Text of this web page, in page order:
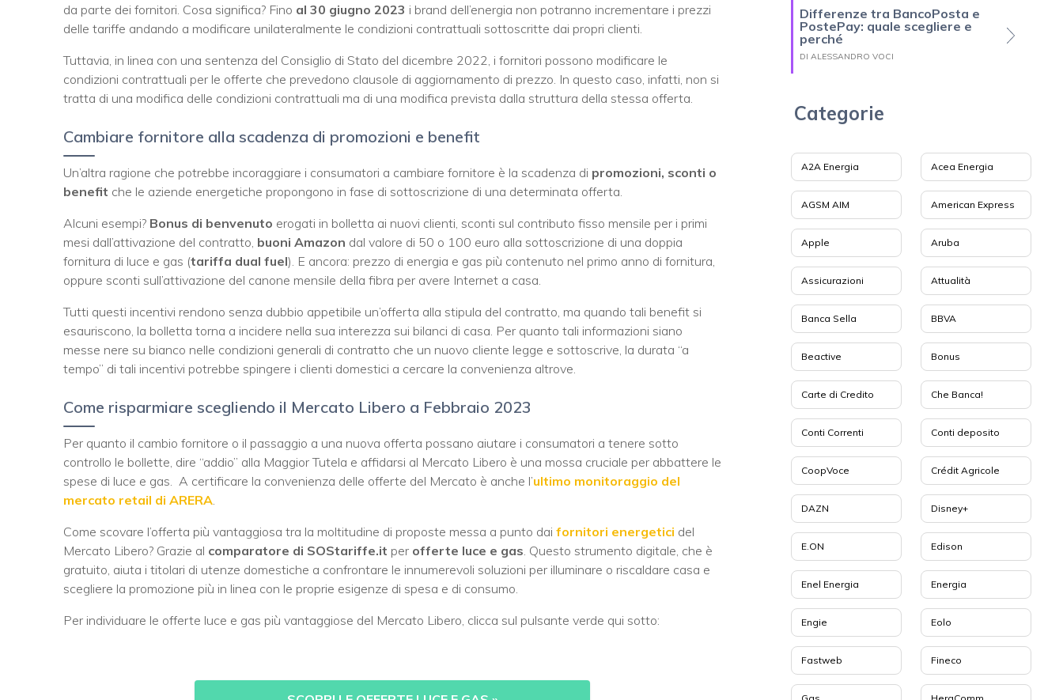
da parte dei fornitori. Cosa significa? Fino al 30 giugno 2023 i brand dell’energia non potranno incrementare i prezzi
delle tariffe andando a modificare unilateralmente le condizioni contrattuali sottoscritte dai propri clienti.
Tuttavia, in linea con una sentenza del Consiglio di Stato del dicembre 2022, i fornitori possono modificare le
condizioni contrattuali per le offerte che prevedono clausole di aggiornamento di prezzo. In questo caso, infatti, non si
tratta di una modifica delle condizioni contrattuali ma di una modifica prevista dalla struttura della stessa offerta.
Cambiare fornitore alla scadenza di promozioni e benefit
Un’altra ragione che potrebbe incoraggiare i consumatori a cambiare fornitore è la scadenza di promozioni, sconti o
benefit che le aziende energetiche propongono in fase di sottoscrizione di una determinata offerta.
Alcuni esempi? Bonus di benvenuto erogati in bolletta ai nuovi clienti, sconti sul contributo fisso mensile per i primi
mesi dall’attivazione del contratto, buoni Amazon dal valore di 50 o 100 euro alla sottoscrizione di una doppia
fornitura di luce e gas (tariffa dual fuel). E ancora: prezzo di energia e gas più contenuto nel primo anno di fornitura,
oppure sconti sull’attivazione del canone mensile della fibra per avere Internet a casa.
Tutti questi incentivi rendono senza dubbio appetibile un’offerta alla stipula del contratto, ma quando tali benefit si
esauriscono, la bolletta torna a incidere nella sua interezza sui bilanci di casa. Per quanto tali informazioni siano
messe nere su bianco nelle condizioni generali di contratto che un nuovo cliente legge e sottoscrive, la durata “a
tempo” di tali incentivi potrebbe spingere i clienti domestici a cercare la convenienza altrove.
Come risparmiare scegliendo il Mercato Libero a Febbraio 2023
Per quanto il cambio fornitore o il passaggio a una nuova offerta possano aiutare i consumatori a tenere sotto
controllo le bollette, dire “addio” alla Maggior Tutela e affidarsi al Mercato Libero è una mossa cruciale per abbattere le
spese di luce e gas. A certificare la convenienza delle offerte del Mercato è anche l’ultimo monitoraggio del
mercato retail di ARERA.
Come scovare l’offerta più vantaggiosa tra la moltitudine di proposte messa a punto dai fornitori energetici del
Mercato Libero? Grazie al comparatore di SOStariffe.it per offerte luce e gas. Questo strumento digitale, che è
gratuito, aiuta i titolari di utenze domestiche a confrontare le innumerevoli soluzioni per illuminare o riscaldare casa e
scegliere la promozione più in linea con le proprie esigenze di spesa e di consumo.
Per individuare le offerte luce e gas più vantaggiose del Mercato Libero, clicca sul pulsante verde qui sotto:
Differenze tra BancoPosta e
PostePay: quale scegliere e
perché
DI ALESSANDRO VOCI
Categorie
A2A Energia Acea Energia
AGSM AIM American Express
Apple Aruba
Assicurazioni Attualità
Banca Sella BBVA
Beactive Bonus
Carte di Credito Che Banca!
Conti Correnti Conti deposito
CoopVoce Crédit Agricole
DAZN Disney+
E.ON Edison
Enel Energia Energia
Engie Eolo
Fastweb Fineco